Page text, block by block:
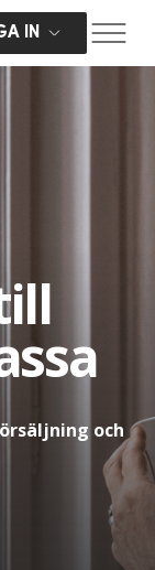
IN
och